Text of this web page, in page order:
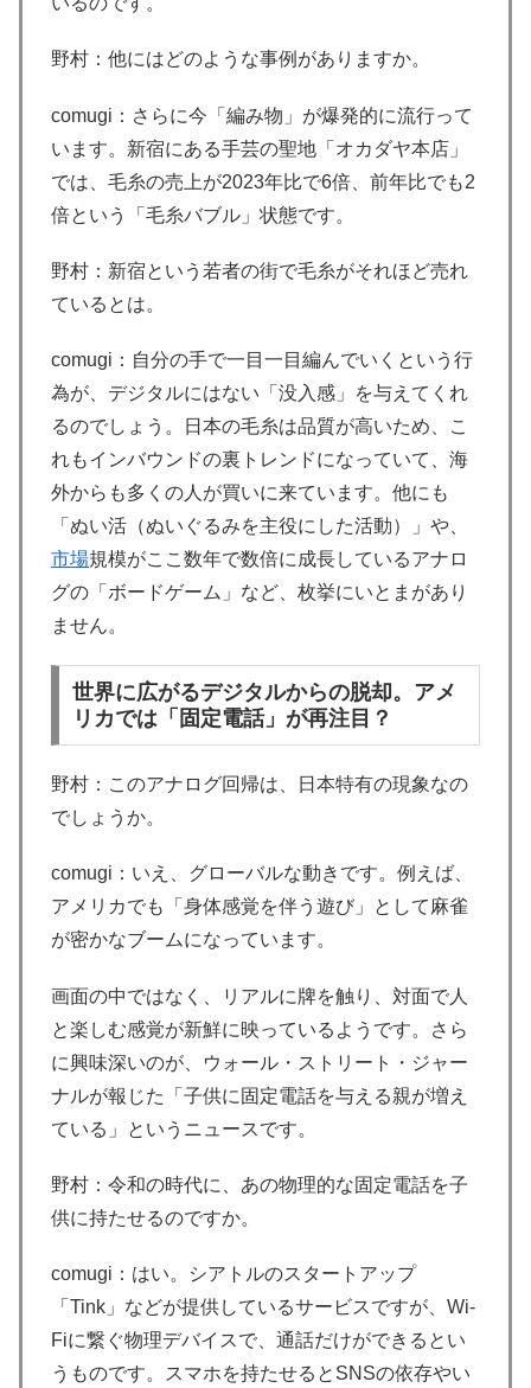
野村：他にはどのような事例がありますか。
comugi：さらに今「編み物」が爆発的に流行って
います。新宿にある手芸の聖地「オカダヤ本店」
では、毛糸の売上が2023年比で6倍、前年比でも2
倍という「毛糸バブル」状態です。
野村：新宿という若者の街で毛糸がそれほど売れ
ているとは。
comugi：自分の手で一目一目編んでいくという行
為が、デジタルにはない「没入感」を与えてくれ
るのでしょう。日本の毛糸は品質が高いため、こ
れもインバウンドの裏トレンドになっていて、海
外からも多くの人が買いに来ています。他にも
「ぬい活（ぬいぐるみを主役にした活動）」や、
市場規模がここ数年で数倍に成長しているアナロ
グの「ボードゲーム」など、枚挙にいとまがあり
ません。
世界に広がるデジタルからの脱却。アメ
リカでは「固定電話」が再注目？
野村：このアナログ回帰は、日本特有の現象なの
でしょうか。
comugi：いえ、グローバルな動きです。例えば、
アメリカでも「身体感覚を伴う遊び」として麻雀
が密かなブームになっています。
画面の中ではなく、リアルに牌を触り、対面で人
と楽しむ感覚が新鮮に映っているようです。さら
に興味深いのが、ウォール・ストリート・ジャー
ナルが報じた「子供に固定電話を与える親が増え
ている」というニュースです。
野村：令和の時代に、あの物理的な固定電話を子
供に持たせるのですか。
comugi：はい。シアトルのスタートアップ
「Tink」などが提供しているサービスですが、Wi-
Fiに繋ぐ物理デバイスで、通話だけができるとい
うものです。スマホを持たせるとSNSの依存やい